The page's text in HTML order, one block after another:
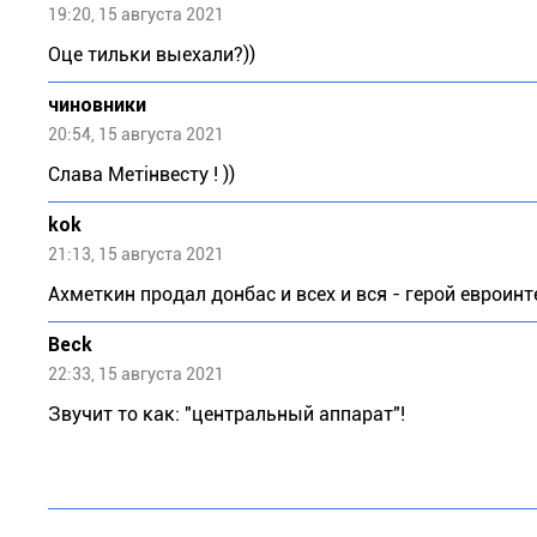
19:20, 15 августа 2021
Оце тильки выехали?))
чиновники
20:54, 15 августа 2021
Слава Метiнвесту ! ))
kok
21:13, 15 августа 2021
Ахметкин продал донбас и всех и вся - герой
Beck
22:33, 15 августа 2021
Звучит то как: "центральный аппарат"!